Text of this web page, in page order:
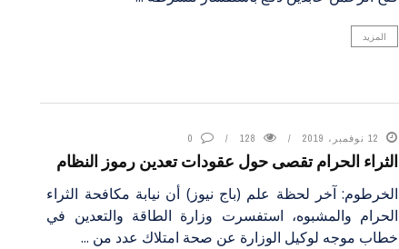
المزيد
12 نوفمبر، 2019 128
0
الثراء الحرام تقصى حول عقودات تعدين رموز النظام
الخرطوم: آخر لحظة علم (باج نيوز) أن نيابة مكافحة الثراء
الحرام والمشبوه، استفسرت وزارة الطاقة والتعدين في
خطاب موجه لوكيل الوزارة عن صحة امتلاك عدد من ...